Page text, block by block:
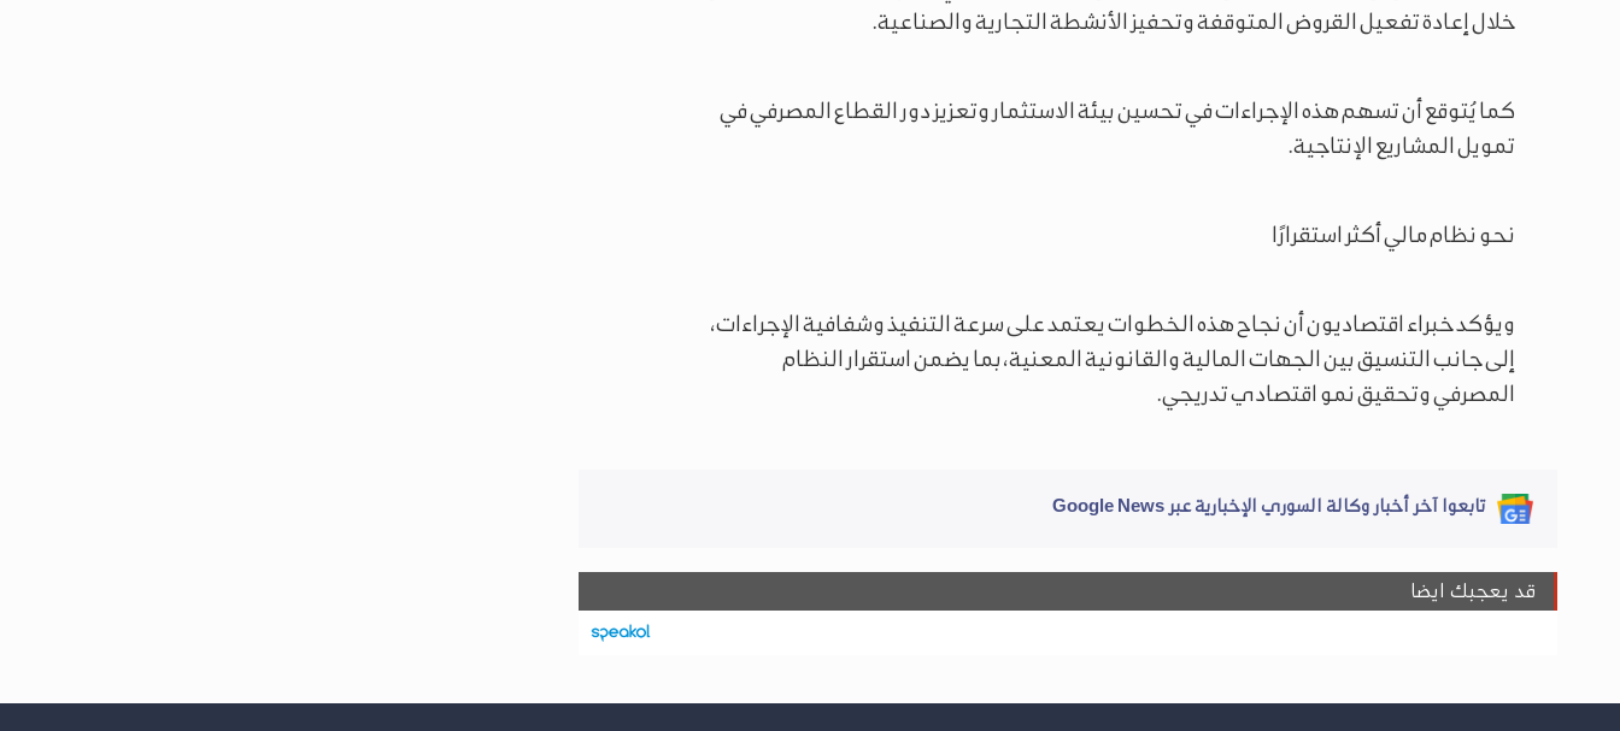
خلال إعادة تفعيل القروض المتوقفة وتحفيز الأنشطة التجارية والصناعية.
كما يُتوقع أن تسهم هذه الإجراءات في تحسين بيئة الاستثمار وتعزيز دور القطاع المصرفي في
تمويل المشاريع الإنتاجية.
نحو نظام مالي أكثر استقرارًا
ويؤكد خبراء اقتصاديون أن نجاح هذه الخطوات يعتمد على سرعة التنفيذ وشفافية الإجراءات،
إلى جانب التنسيق بين الجهات المالية والقانونية المعنية، بما يضمن استقرار النظام
المصرفي وتحقيق نمو اقتصادي تدريجي.
تابعوا آخر أخبار وكالة السوري الإخبارية عبر Google News
قد يعجبك ايضا